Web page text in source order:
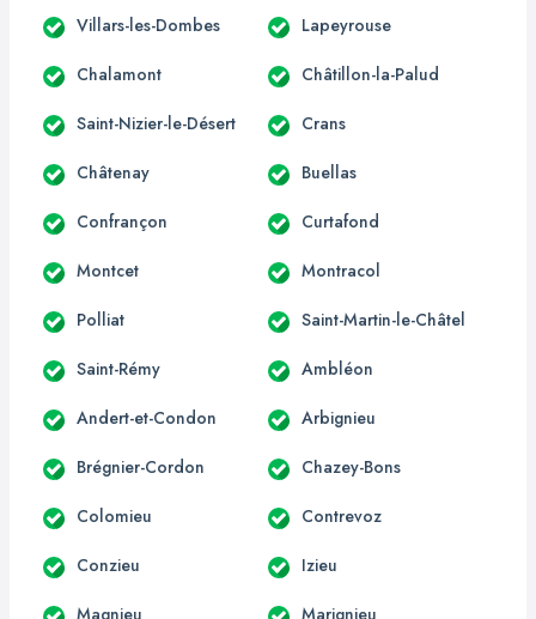
Villars-les-Dombes Lapeyrouse
Chalamont Châtillon-la-Palud
Saint-Nizier-le-Désert Crans
Châtenay Buellas
Confrançon Curtafond
Montcet Montracol
Polliat Saint-Martin-le-Châtel
Saint-Rémy Ambléon
Andert-et-Condon Arbignieu
Brégnier-Cordon Chazey-Bons
Colomieu Contrevoz
Conzieu Izieu
Magnieu Marignieu